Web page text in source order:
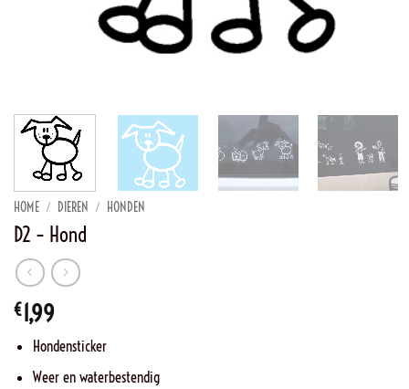
HOME / DIEREN / HONDEN
D2 – Hond
€1,99
Hondensticker
Weer en waterbestendig